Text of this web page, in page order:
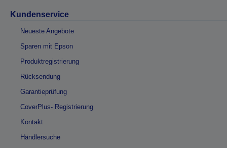
Kundenservice
Neueste Angebote
Sparen mit Epson
Produktregistrierung
Rücksendung
Garantieprüfung
CoverPlus- Registrierung
Kontakt
Händlersuche